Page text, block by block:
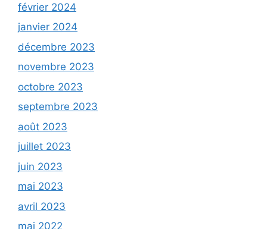
février 2024
janvier 2024
décembre 2023
novembre 2023
octobre 2023
septembre 2023
août 2023
juillet 2023
juin 2023
mai 2023
avril 2023
mai 2022